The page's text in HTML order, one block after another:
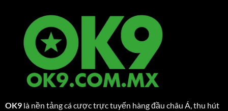
OK9là nền tảng cá cược trực tuyến hàng đầu châu Á, thu hút